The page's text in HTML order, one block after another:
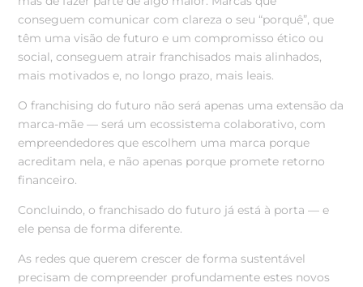
conseguem comunicar com clareza o seu “porquê”, que
têm uma visão de futuro e um compromisso ético ou
social, conseguem atrair franchisados mais alinhados,
mais motivados e, no longo prazo, mais leais.
O franchising do futuro não será apenas uma extensão da
marca-mãe — será um ecossistema colaborativo, com
empreendedores que escolhem uma marca porque
acreditam nela, e não apenas porque promete retorno
financeiro.
Concluindo, o franchisado do futuro já está à porta — e
ele pensa de forma diferente.
As redes que querem crescer de forma sustentável
precisam de compreender profundamente estes novos